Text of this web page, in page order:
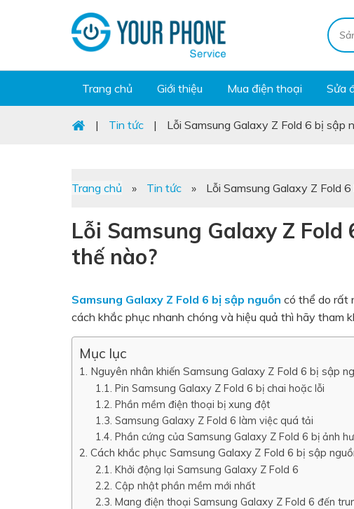
Trang chủ Giới thiệu Mua điện thoại Sửa
| Tin tức | Lỗi Samsung Galaxy Z Fold 6 bị sập
Trang chủ » Tin tức » Lỗi Samsung Galaxy Z Fold
Lỗi Samsung Galaxy Z
thế nào?
Samsung Galaxy Z Fold 6 bị sập nguồn có thể do rất
cách khắc phục nhanh chóng và hiệu quả thì hãy tham
Mục lục
Nguyên nhân khiến Samsung Galaxy Z Fold 6 bị sập
Pin Samsung Galaxy Z Fold 6 bị chai hoặc lỗi
Phần mềm điện thoại bị xung đột
Samsung Galaxy Z Fold 6 làm việc quá tải
Phần cứng của Samsung Galaxy Z Fold 6 bị ảnh
Cách khắc phục Samsung Galaxy Z Fold 6 bị sập
Khởi động lại Samsung Galaxy Z Fold 6
Cập nhật phần mềm mới nhất
Mang điện thoại Samsung Galaxy Z Fold 6 đến